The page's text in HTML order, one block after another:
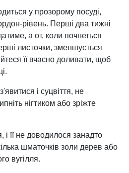
у прозорому посуді,
рівень. Перші два тижні
а от, коли почнеться
листочки, зменшується
її вчасно доливати, щоб
і суцвіття, не
нігтиком або зріжте
її не доводилося занадто
шматочків золи дерев або
вугілля.